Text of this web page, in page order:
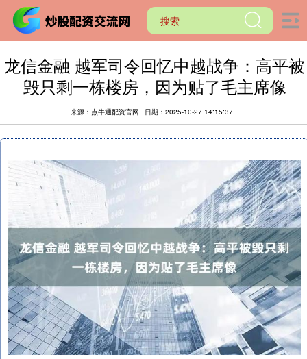
龙信金融 越军司令回忆中越战争：高平被
毁只剩一栋楼房，因为贴了毛主席像
来源：点牛通配资官网 日期：2025-10-27 14:15:37